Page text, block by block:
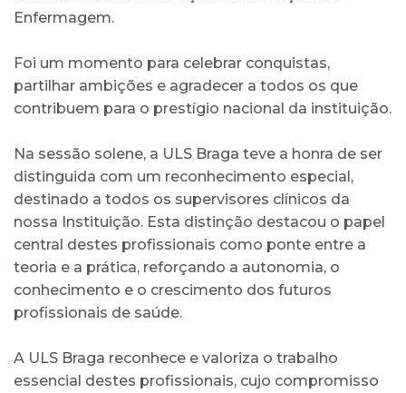
Enfermagem.
Foi um momento para celebrar conquistas,
partilhar ambições e agradecer a todos os que
contribuem para o prestígio nacional da instituição.
Na sessão solene, a ULS Braga teve a honra de ser
distinguida com um reconhecimento especial,
destinado a todos os supervisores clínicos da
nossa Instituição. Esta distinção destacou o papel
central destes profissionais como ponte entre a
teoria e a prática, reforçando a autonomia, o
conhecimento e o crescimento dos futuros
profissionais de saúde.
A ULS Braga reconhece e valoriza o trabalho
essencial destes profissionais, cujo compromisso